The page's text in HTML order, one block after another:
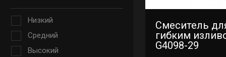
Низкий
Средний
Высокий
Смеситель
гибким
G4098-29